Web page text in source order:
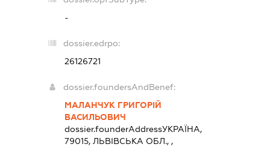
-
dossier.edrpo:
26126721
dossier.foundersAndBenef:
МАЛАНЧУК ГРИГОРІЙ
ВАСИЛЬОВИЧ
dossier.founderAddressУКРАЇНА,
79015, ЛЬВIВСЬКА ОБЛ., ,